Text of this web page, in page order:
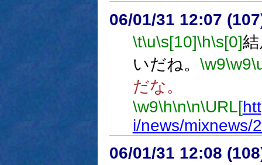
06/01/31 12:07
\t\u\s[10]\h\s[0]
いだね。 \w9\w9
だな。
\w9\h\n\n\URL[
i/news/mixnews/
06/01/31 12:08